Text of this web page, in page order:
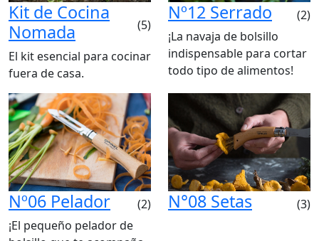
Kit de Cocina
Nomada
(5)
El kit esencial para cocinar
fuera de casa.
Nº12 Serrado
(2)
¡La navaja de bolsillo
indispensable para cortar
todo tipo de alimentos!
Nº06 Pelador
(2)
¡El pequeño pelador de
N°08 Setas (3)